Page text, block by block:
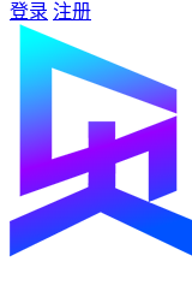
登录 注册